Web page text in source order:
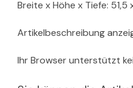
Breite x Höhe x Tiefe: 51,5
Artikelbeschreibung
Ihr Browser unterstützt